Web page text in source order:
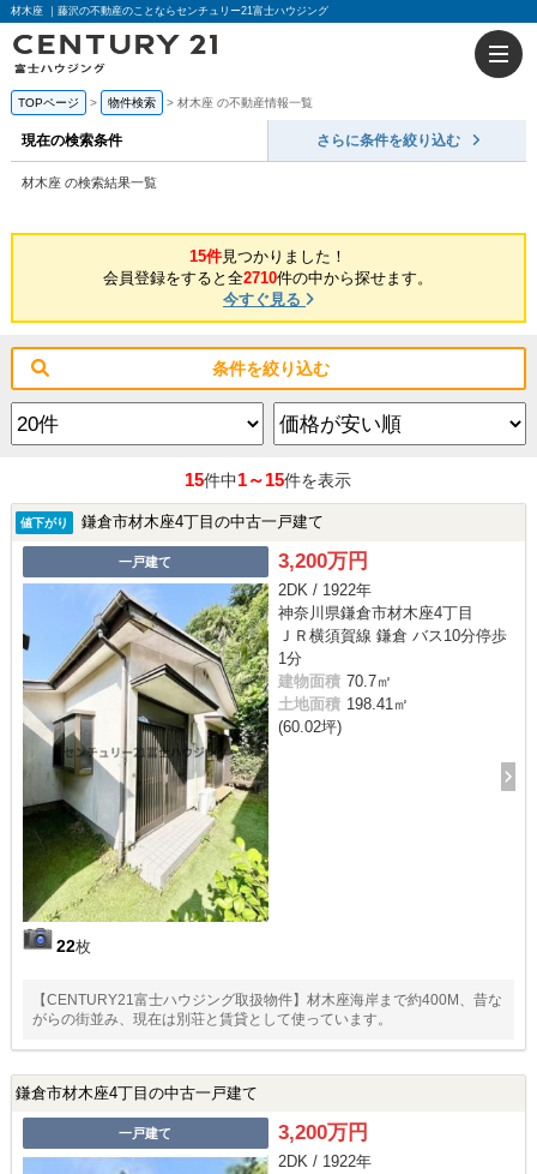
材木座 ｜藤沢の不動産のことならセンチュリー21富士ハウジング
TOPページ 物件検索 材木座 の不動産情報一覧
現在の検索条件 さらに条件を絞り込む
材木座 の検索結果一覧
15件見つかりました！
会員登録をすると全2710件の中から探せます。
今すぐ見る
条件を絞り込む
15件中1～15件を表示
値下がり 鎌倉市材木座4丁目の中古一戸建て
一戸建て
22枚
3,200万円
2DK / 1922年
神奈川県鎌倉市材木座4丁目
ＪＲ横須賀線 鎌倉 バス10分停歩
1分
建物面積 70.7㎡
土地面積 198.41㎡
(60.02坪)
【CENTURY21富士ハウジング取扱物件】材木座海岸まで約400M、昔な
がらの街並み、現在は別荘と賃貸として使っています。
鎌倉市材木座4丁目の中古一戸建て
一戸建て 3,200万円
2DK / 1922年